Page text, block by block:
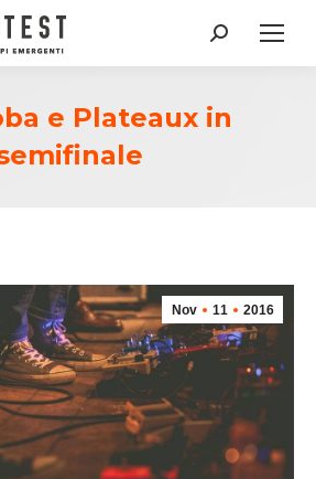
Cerca:
e Plateaux in
Nov 11 2016